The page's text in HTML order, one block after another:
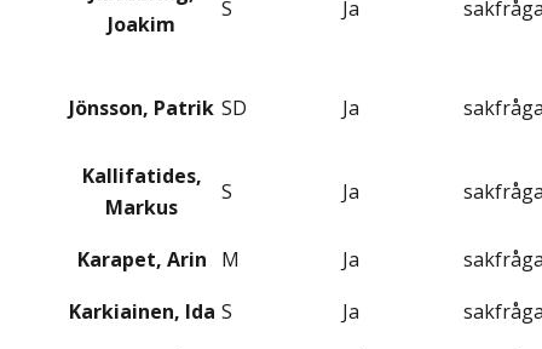
Joakim
S Ja
Jönsson, Patrik SD Ja
Kallifatides,
Markus
S Ja
Karapet, Arin M Ja
Karkiainen, Ida S Ja